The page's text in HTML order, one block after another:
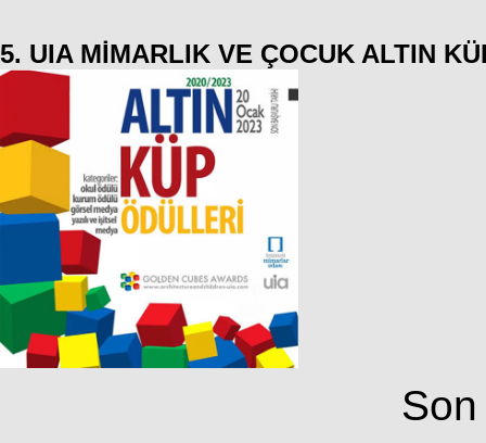
5. UIA MİMARLIK VE ÇOCUK ALTIN